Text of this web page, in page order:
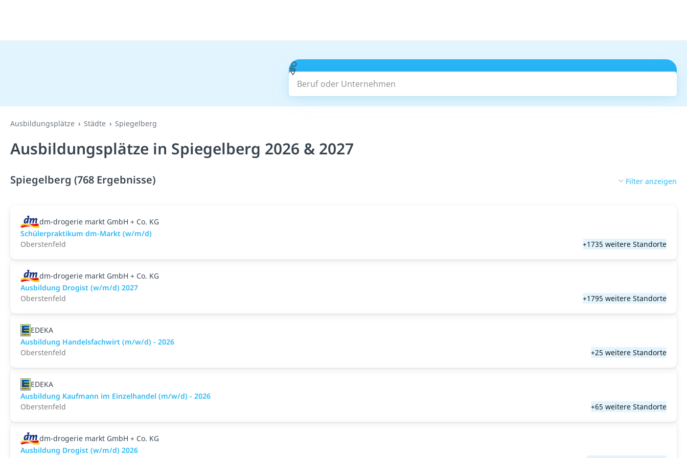
Beruf oder Unternehmen
Ausbildungsplätze Städte Spiegelberg
Ausbildungsplätze in Spiegelberg 2026 & 2027
Spiegelberg (768 Ergebnisse) Filter anzeigen
dm-drogerie markt GmbH + Co. KG
Schülerpraktikum dm-Markt (w/m/d)
Oberstenfeld
+1735 weitere Standorte
dm-drogerie markt GmbH + Co. KG
Ausbildung Drogist (w/m/d) 2027
Oberstenfeld
+1795 weitere Standorte
EDEKA
Ausbildung Handelsfachwirt (m/w/d) - 2026
Oberstenfeld
+25 weitere Standorte
EDEKA
Ausbildung Kaufmann im Einzelhandel (m/w/d) - 2026
Oberstenfeld
+65 weitere Standorte
dm-drogerie markt GmbH + Co. KG
Ausbildung Drogist (w/m/d) 2026